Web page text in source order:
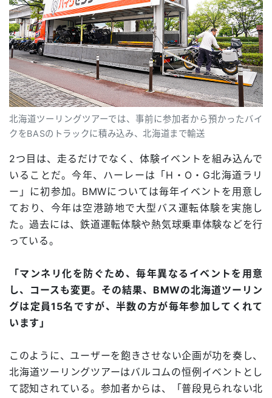
北海道ツーリングツアーでは、事前に参加者から預かったバイ
クをBASのトラックに積み込み、北海道まで輸送
2つ目は、走るだけでなく、体験イベントを組み込んで
いることだ。今年、ハーレーは「H・O・G北海道ラリ
ー」に初参加。BMWについては毎年イベントを用意し
ており、今年は空港跡地で大型バス運転体験を実施し
た。過去には、鉄道運転体験や熱気球乗車体験などを行
っている。
「マンネリ化を防ぐため、毎年異なるイベントを用意
し、コースも変更。その結果、BMWの北海道ツーリン
グは定員15名ですが、半数の方が毎年参加してくれて
います」
このように、ユーザーを飽きさせない企画が功を奏し、
北海道ツーリングツアーはバルコムの恒例イベントとし
て認知されている。参加者からは、「普段見られない北